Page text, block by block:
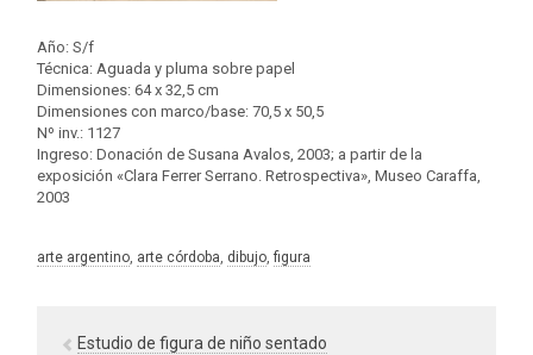
Año: S/f
Técnica: Aguada y pluma sobre papel
Dimensiones: 64 x 32,5 cm
Dimensiones con marco/base: 70,5 x 50,5
Nº inv.: 1127
Ingreso: Donación de Susana Avalos, 2003; a partir de la
exposición «Clara Ferrer Serrano. Retrospectiva», Museo Caraffa,
2003
arte argentino, arte córdoba, dibujo, figura
Estudio de figura de niño sentado